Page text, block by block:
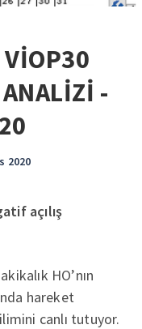
VİOP30
-
2020
açılış
HO’nın
hareket
canlı tutuyor.